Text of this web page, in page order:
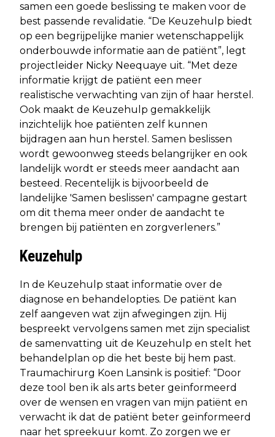
samen een goede beslissing te maken voor de
best passende revalidatie. “De Keuzehulp biedt
op een begrijpelijke manier wetenschappelijk
onderbouwde informatie aan de patiënt”, legt
projectleider Nicky Neequaye uit. “Met deze
informatie krijgt de patiënt een meer
realistische verwachting van zijn of haar herstel.
Ook maakt de Keuzehulp gemakkelijk
inzichtelijk hoe patiënten zelf kunnen
bijdragen aan hun herstel. Samen beslissen
wordt gewoonweg steeds belangrijker en ook
landelijk wordt er steeds meer aandacht aan
besteed. Recentelijk is bijvoorbeeld de
landelijke 'Samen beslissen' campagne gestart
om dit thema meer onder de aandacht te
brengen bij patiënten en zorgverleners.”
Keuzehulp
In de Keuzehulp staat informatie over de
diagnose en behandelopties. De patiënt kan
zelf aangeven wat zijn afwegingen zijn. Hij
bespreekt vervolgens samen met zijn specialist
de samenvatting uit de Keuzehulp en stelt het
behandelplan op die het beste bij hem past.
Traumachirurg Koen Lansink is positief: “Door
deze tool ben ik als arts beter geïnformeerd
over de wensen en vragen van mijn patiënt en
verwacht ik dat de patiënt beter geïnformeerd
naar het spreekuur komt. Zo zorgen we er